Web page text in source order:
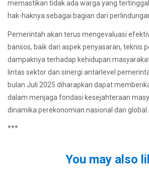
memastikan tidak ada warga yang
hak-haknya sebagai bagian dari
Pemerintah akan terus mengevaluasi
bansos, baik dari aspek penyasaran, teknis
dampaknya terhadap kehidupan
lintas sektor dan sinergi antarlevel
bulan Juli 2025 diharapkan dapat
dalam menjaga fondasi kesejahteraan
dinamika perekonomian nasional dan global.
***
You may also